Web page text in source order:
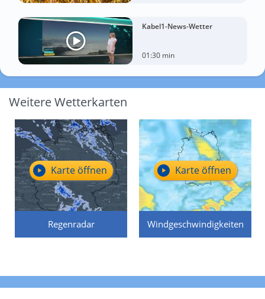
Kabel1-News-Wetter
01:30 min
Weitere Wetterkarten
Regenradar
Karte öffnen
Windgeschwindigkeiten
Karte öffnen